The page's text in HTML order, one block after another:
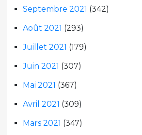
Septembre 2021 (342)
Août 2021 (293)
Juillet 2021 (179)
Juin 2021 (307)
Mai 2021 (367)
Avril 2021 (309)
Mars 2021 (347)